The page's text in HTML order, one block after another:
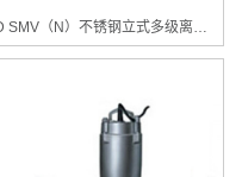
D SMV（N）不锈钢立式多级离心泵